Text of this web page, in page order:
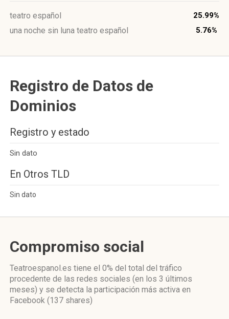
teatro español 25.99%
una noche sin luna teatro español 5.76%
Registro de Datos de
Dominios
Registro y estado
Sin dato
En Otros TLD
Sin dato
Compromiso social
Teatroespanol.es tiene el 0% del total del tráfico
procedente de las redes sociales (en los 3 últimos
meses) y se detecta la participación más activa en
Facebook (137 shares)